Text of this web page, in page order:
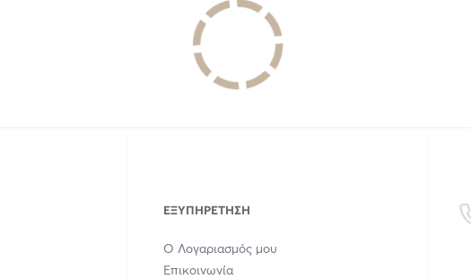
ΕΞΥΠΗΡΈΤΗΣΗ
Ο Λογαριασμός μου
Επικοινωνία